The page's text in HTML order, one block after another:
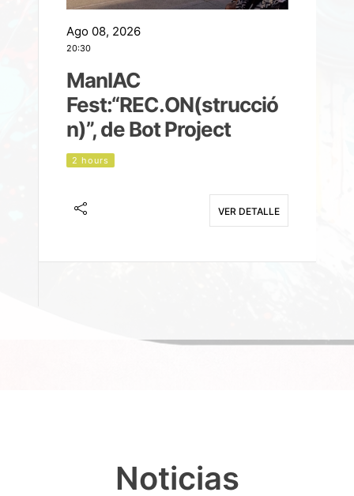
Ago 08, 2026
20:30
ManIAC
Fest:“REC.ON(strucció
n)”, de Bot Project
2 hours
VER DETALLE
Noticias